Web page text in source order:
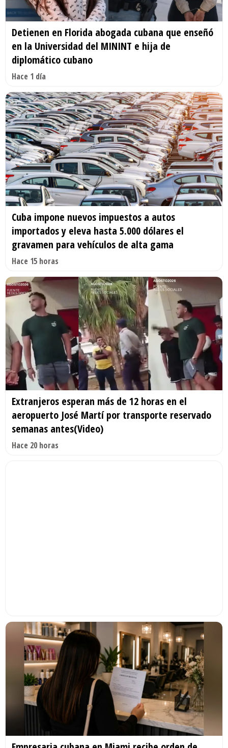
Detienen en Florida abogada cubana que enseñó
en la Universidad del MININT e hija de
diplomático cubano
Hace 1 día
Cuba impone nuevos impuestos a autos
importados y eleva hasta 5.000 dólares el
gravamen para vehículos de alta gama
Hace 15 horas
Extranjeros esperan más de 12 horas en el
aeropuerto José Martí por transporte reservado
semanas antes(Video)
Hace 20 horas